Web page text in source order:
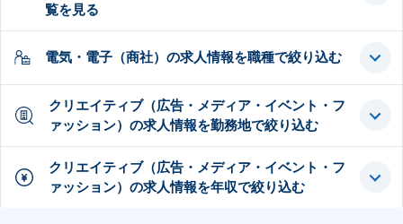
覧を見る
電気・電子（商社）の求人情報を職種で絞り込む
クリエイティブ（広告・メディア・イベント・フ
ァッション）の求人情報を勤務地で絞り込む
クリエイティブ（広告・メディア・イベント・フ
ァッション）の求人情報を年収で絞り込む